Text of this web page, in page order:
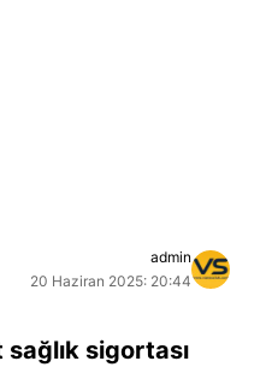
admin
20 Haziran 2025: 20:44
sigortası